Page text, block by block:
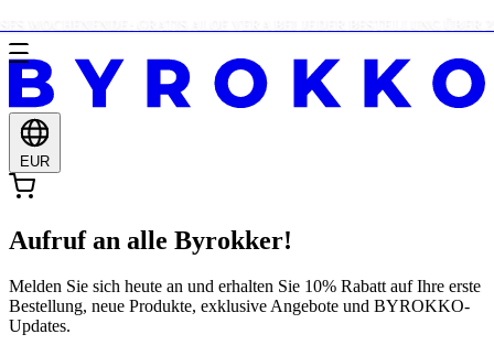
EUR
Aufruf an alle Byrokker!
Melden Sie sich heute an und erhalten Sie 10% Rabatt auf Ihre erste
Bestellung, neue Produkte, exklusive Angebote und BYROKKO-
Updates.